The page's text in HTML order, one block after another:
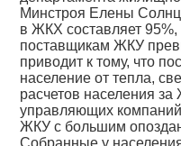
Минстроя Елены
в ЖКХ составляет 95%,
поставщикам ЖКУ
приводит к тому, что
население от тепла,
расчетов населения за
управляющих
ЖКУ с большим
Собранные у